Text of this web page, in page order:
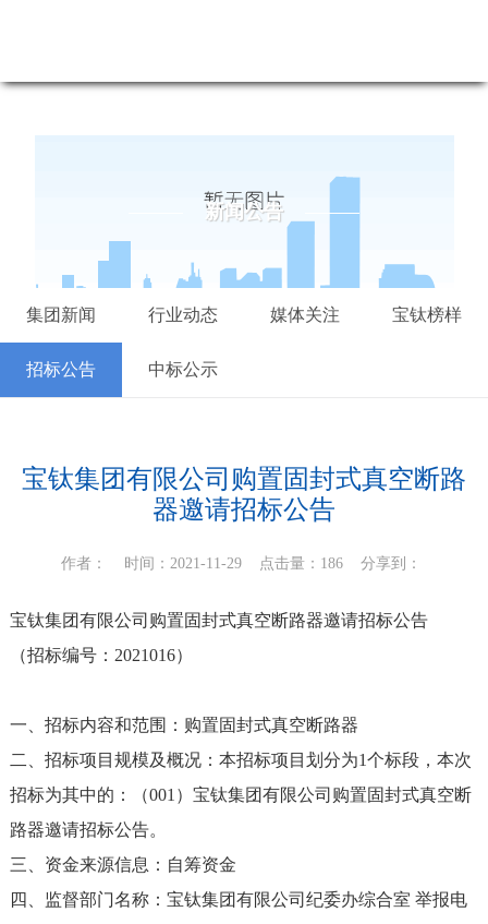
新闻公告
集团新闻 行业动态 媒体关注 宝钛榜样
招标公告 中标公示
宝钛集团有限公司购置固封式真空断路
器邀请招标公告
作者： 时间：2021-11-29 点击量：186分享到：
宝钛集团有限公司购置固封式真空断路器邀请招标公告
（招标编号：2021016）
一、招标内容和范围：购置固封式真空断路器
二、招标项目规模及概况：本招标项目划分为1个标段，本次
招标为其中的：（001）宝钛集团有限公司购置固封式真空断
路器邀请招标公告。
三、资金来源信息：自筹资金
四、监督部门名称：宝钛集团有限公司纪委办综合室 举报电